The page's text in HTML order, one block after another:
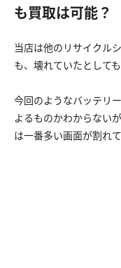
も買取は可能？
当店は他のリサイクル
も、壊れていたとして
今回のようなバッテリ
よるものかわからない
は一番多い画面が割れ